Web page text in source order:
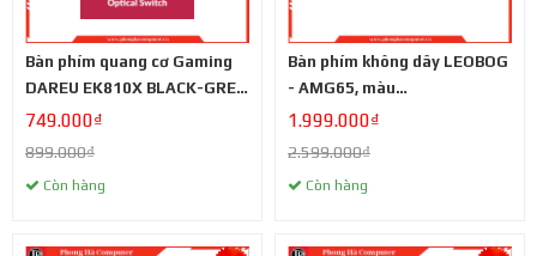
Bàn phím quang cơ Gaming
DAREU EK810X BLACK-GREY
(WATERPROOF, Optical
749.000₫
899.000₫
Còn hàng
Bàn phím không dây LEOBOG
- AMG65, màu
Pink+White+Blue (Jadeite
1.999.000₫
2.599.000₫
Còn hàng